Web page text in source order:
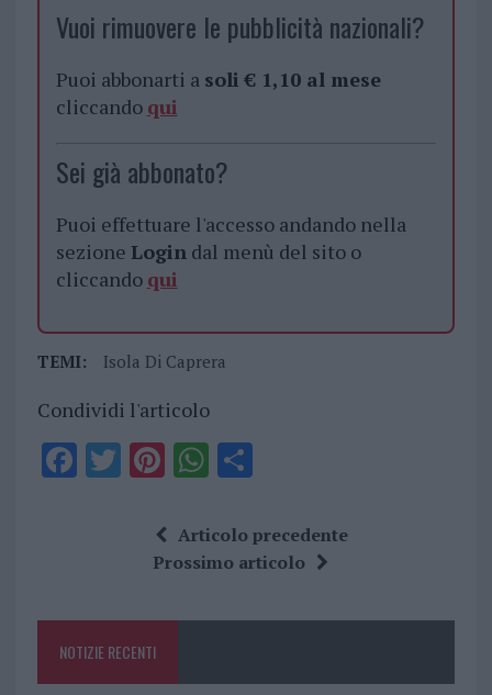
Vuoi rimuovere le pubblicità nazionali?
Puoi abbonarti a soli € 1,10 al mese
cliccando qui
Sei già abbonato?
Puoi effettuare l'accesso andando nella
sezione Logindal menù del sito o
cliccando qui
TEMI: Isola Di Caprera
Condividi l'articolo
F
o
k
T Pi
te
re
W
at
s
p
S
a
re
Articolo precedente
Prossimo articolo
NOTIZIE RECENTI